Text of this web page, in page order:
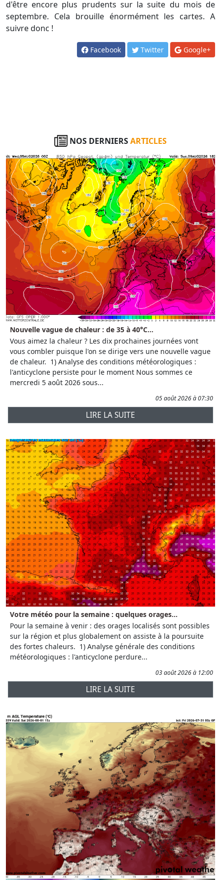
d'être encore plus prudents sur la suite du mois de
septembre. Cela brouille énormément les cartes. A
suivre donc !
Facebook Twitter Google+
NOS DERNIERSARTICLES
Nouvelle vague de chaleur : de 35 à 40°C...
Vous aimez la chaleur ? Les dix prochaines journées vont
vous combler puisque l'on se dirige vers une nouvelle vague
de chaleur. 1) Analyse des conditions météorologiques :
l'anticyclone persiste pour le moment Nous sommes ce
mercredi 5 août 2026 sous...
05 août 2026 à 07:30
LIRE LA SUITE
Votre météo pour la semaine : quelques orages...
Pour la semaine à venir : des orages localisés sont possibles
sur la région et plus globalement on assiste à la poursuite
des fortes chaleurs. 1) Analyse générale des conditions
météorologiques : l'anticyclone perdure...
03 août 2026 à 12:00
LIRE LA SUITE